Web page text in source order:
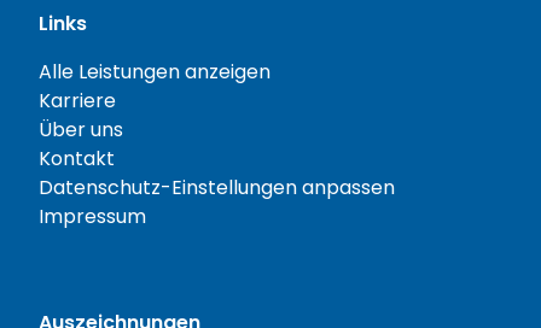
Links
Alle Leistungen anzeigen
Karriere
Über uns
Kontakt
Datenschutz-Einstellungen anpassen
Impressum
Auszeichnungen